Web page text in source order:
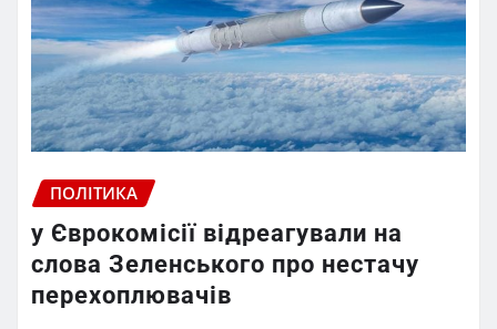
ПОЛІТИКА
у Єврокомісії відреагували на
слова Зеленського про нестачу
перехоплювачів